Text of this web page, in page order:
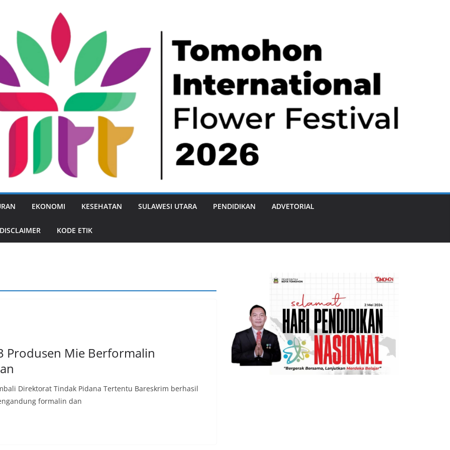
EKONOMI KESEHATAN SULAWESI UTARA PENDIDIKAN ADVETORIAL
DISCLAIMER KODE ETIK
Produsen Mie Berformalin
Direktorat Tindak Pidana Tertentu Bareskrim berhasil
formalin dan